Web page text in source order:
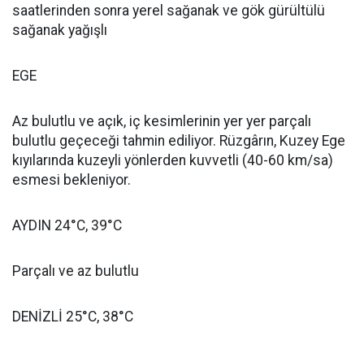
saatlerinden sonra yerel sağanak ve gök gürültülü
sağanak yağışlı
EGE
Az bulutlu ve açık, iç kesimlerinin yer yer parçalı
bulutlu geçeceği tahmin ediliyor. Rüzgârın, Kuzey Ege
kıyılarında kuzeyli yönlerden kuvvetli (40-60 km/sa)
esmesi bekleniyor.
AYDIN 24°C, 39°C
Parçalı ve az bulutlu
DENİZLİ 25°C, 38°C